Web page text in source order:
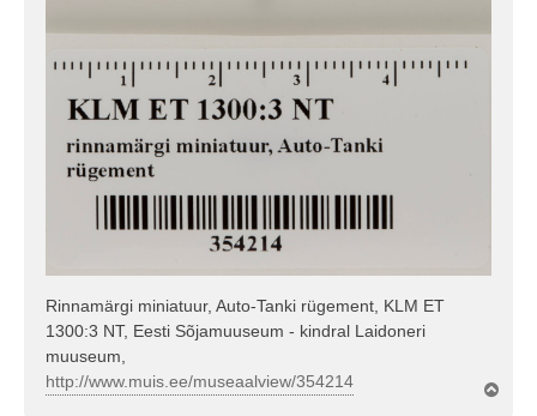
Rinnamärgi miniatuur, Auto-Tanki rügement, KLM ET
1300:3 NT, Eesti Sõjamuuseum - kindral Laidoneri
muuseum,
http://www.muis.ee/museaalview/354214